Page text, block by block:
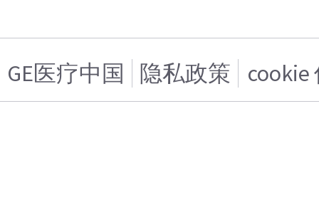
GE医疗中国 隐私政策 cookie